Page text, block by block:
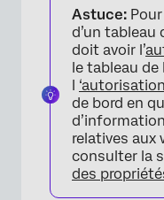
Rapports d’une
Paramètres de
Astuces pour
colonnes
Astuce:
d’un
doit avoir l’
le tableau de
l
de bord en
relatives aux
consulter la
des